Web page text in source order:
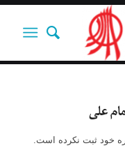
علی
خود ثبت نکرده است.